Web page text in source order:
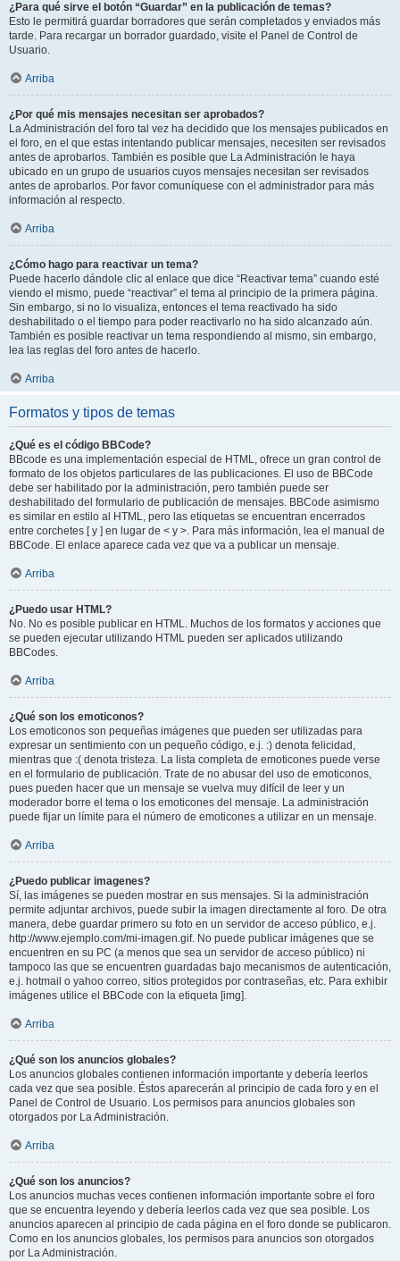
¿Para qué sirve el botón “Guardar” en la publicación de temas?
Esto le permitirá guardar borradores que serán completados y enviados más
tarde. Para recargar un borrador guardado, visite el Panel de Control de
Usuario.
Arriba
¿Por qué mis mensajes necesitan ser aprobados?
La Administración del foro tal vez ha decidido que los mensajes publicados en
el foro, en el que estas intentando publicar mensajes, necesiten ser revisados
antes de aprobarlos. También es posible que La Administración le haya
ubicado en un grupo de usuarios cuyos mensajes necesitan ser revisados
antes de aprobarlos. Por favor comuníquese con el administrador para más
información al respecto.
Arriba
¿Cómo hago para reactivar un tema?
Puede hacerlo dándole clic al enlace que dice “Reactivar tema” cuando esté
viendo el mismo, puede “reactivar” el tema al principio de la primera página.
Sin embargo, si no lo visualiza, entonces el tema reactivado ha sido
deshabilitado o el tiempo para poder reactivarlo no ha sido alcanzado aún.
También es posible reactivar un tema respondiendo al mismo, sin embargo,
lea las reglas del foro antes de hacerlo.
Arriba
Formatos y tipos de temas
¿Qué es el código BBCode?
BBcode es una implementación especial de HTML, ofrece un gran control de
formato de los objetos particulares de las publicaciones. El uso de BBCode
debe ser habilitado por la administración, pero también puede ser
deshabilitado del formulario de publicación de mensajes. BBCode asimismo
es similar en estilo al HTML, pero las etiquetas se encuentran encerrados
entre corchetes [ y ] en lugar de < y >. Para más información, lea el manual de
BBCode. El enlace aparece cada vez que va a publicar un mensaje.
Arriba
¿Puedo usar HTML?
No. No es posible publicar en HTML. Muchos de los formatos y acciones que
se pueden ejecutar utilizando HTML pueden ser aplicados utilizando
BBCodes.
Arriba
¿Qué son los emoticonos?
Los emoticonos son pequeñas imágenes que pueden ser utilizadas para
expresar un sentimiento con un pequeño código, e.j. :) denota felicidad,
mientras que :( denota tristeza. La lista completa de emoticones puede verse
en el formulario de publicación. Trate de no abusar del uso de emoticonos,
pues pueden hacer que un mensaje se vuelva muy difícil de leer y un
moderador borre el tema o los emoticones del mensaje. La administración
puede fijar un límite para el número de emoticones a utilizar en un mensaje.
Arriba
¿Puedo publicar imagenes?
Sí, las imágenes se pueden mostrar en sus mensajes. Si la administración
permite adjuntar archivos, puede subir la imagen directamente al foro. De otra
manera, debe guardar primero su foto en un servidor de acceso público, e.j.
http://www.ejemplo.com/mi-imagen.gif. No puede publicar imágenes que se
encuentren en su PC (a menos que sea un servidor de acceso público) ni
tampoco las que se encuentren guardadas bajo mecanismos de autenticación,
e.j. hotmail o yahoo correo, sitios protegidos por contraseñas, etc. Para exhibir
imágenes utilice el BBCode con la etiqueta [img].
Arriba
¿Qué son los anuncios globales?
Los anuncios globales contienen información importante y debería leerlos
cada vez que sea posible. Éstos aparecerán al principio de cada foro y en el
Panel de Control de Usuario. Los permisos para anuncios globales son
otorgados por La Administración.
Arriba
¿Qué son los anuncios?
Los anuncios muchas veces contienen información importante sobre el foro
que se encuentra leyendo y debería leerlos cada vez que sea posible. Los
anuncios aparecen al principio de cada página en el foro donde se publicaron.
Como en los anuncios globales, los permisos para anuncios son otorgados
por La Administración.